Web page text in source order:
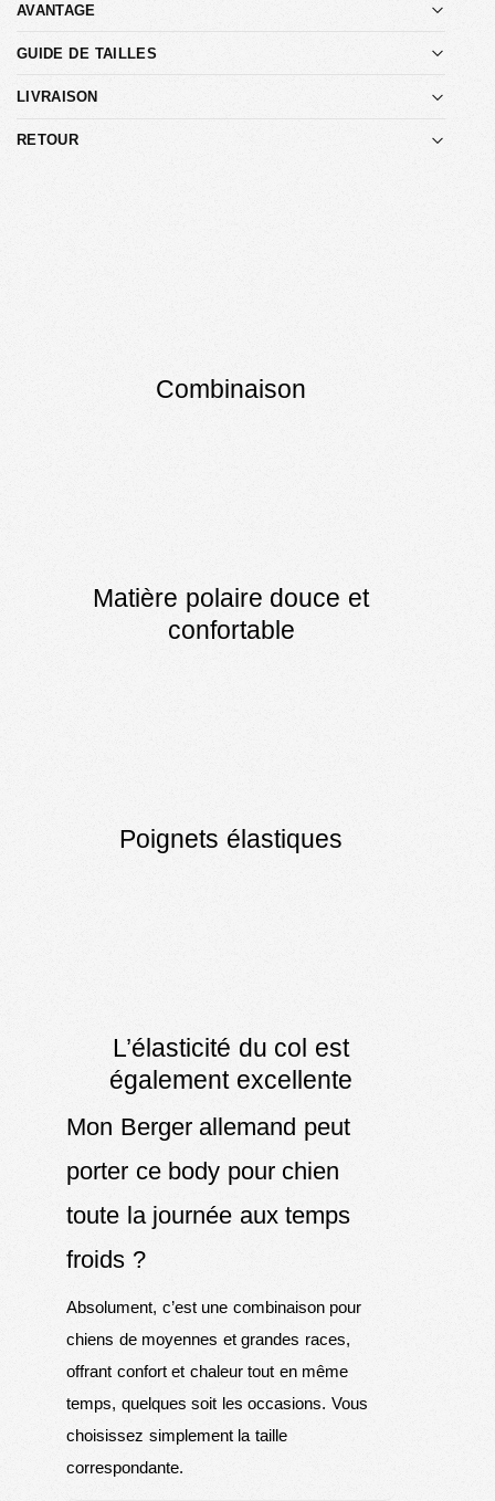
AVANTAGE
GUIDE DE TAILLES
LIVRAISON
RETOUR
Combinaison
Matière polaire douce et
confortable
Poignets élastiques
L’élasticité du col est
également excellente
Mon Berger allemand peut
porter ce body pour chien
toute la journée aux temps
froids ?
Absolument, c’est une combinaison pour
chiens de moyennes et grandes races,
offrant confort et chaleur tout en même
temps, quelques soit les occasions. Vous
choisissez simplement la taille
correspondante.